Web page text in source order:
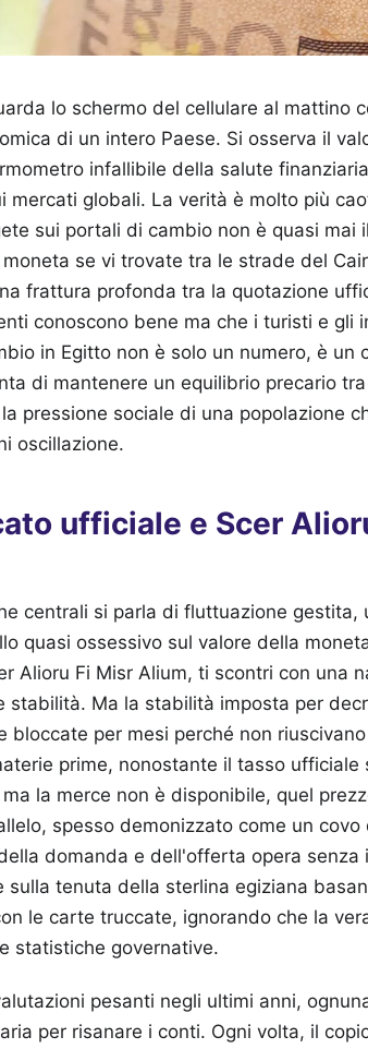
lo schermo del cellulare al mattino
di un intero Paese. Si osserva il
infallibile della salute
globali. La verità è molto più
sui portali di cambio non è quasi mai
se vi trovate tra le strade del
frattura profonda tra la quotazione
conoscono bene ma che i turisti e gli
in Egitto non è solo un numero, è un
di mantenere un equilibrio precario
pressione sociale di una popolazione
oscillazione.
ufficiale e Scer
centrali si parla di fluttuazione gestita,
quasi ossessivo sul valore della
Alioru Fi Misr Alium, ti scontri con una
stabilità. Ma la stabilità imposta per
bloccate per mesi perché non
prime, nonostante il tasso ufficiale
la merce non è disponibile, quel
spesso demonizzato come un covo
domanda e dell'offerta opera senza
tenuta della sterlina egiziana
le carte truccate, ignorando che la
statistiche governative.
pesanti negli ultimi anni,
per risanare i conti. Ogni volta, il